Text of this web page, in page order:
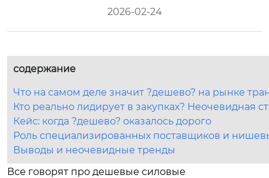
2026-02-24
содержание
Что на самом деле значит ?дешево? на рынке
Кто реально лидирует в закупках? Неочевидная
Кейс: когда ?дешево? оказалось дорого
Роль специализированных поставщиков и
Выводы и неочевидные тренды
Все говорят про дешевые силовые